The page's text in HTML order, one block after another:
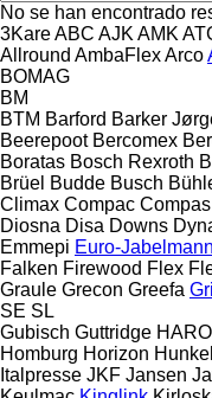
No se han encontrado
3KareABC AJK AMK
Allround AmbaFlexArco
BOMAG
BM
BTM Barford Barker
Beerepoot Bercomex
Boratas Bosch Rexroth
Brüel Budde Busch
Climax Compac Compas
Diosna Disa Downs
Emmepi Euro-Jabelmann
Falken Firewood Flex
Graule Grecon Greefa
SE SL
Gubisch Guttridge HARO
Homburg Horizon
Italpresse JKF Jansen